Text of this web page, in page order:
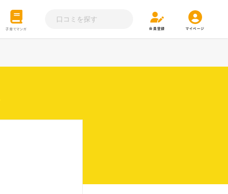
子育てマンガ 会員登録 マイページ